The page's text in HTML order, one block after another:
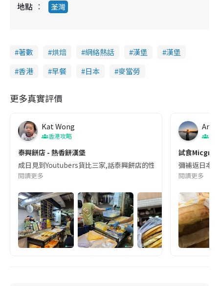
地點 荃灣
著數 烘焙 網絡熱話 漢堡
漢堡
香港
早餐 日本 麥當勞
更多真實評價
Kat Wong
香港攻略
泰興餅店 - 熱香餅漢堡
成日見到Youtubers貨比三家,話泰興餅店的性價比最高,而且味道
閱讀更多
Ann
試食
彌補返日本
閱讀更多